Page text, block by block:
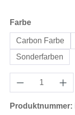
Farbeauswählen
Carbon Farbe
Sonderfarben
Produktnummer: